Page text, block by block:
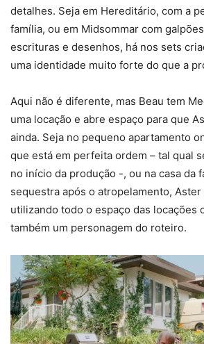
detalhes. Seja em Hereditário, com a
família, ou em Midsommar com
escrituras e desenhos, há nos sets
uma identidade muito forte do que a
Aqui não é diferente, mas Beau tem
uma locação e abre espaço para que
ainda. Seja no pequeno apartamento
que está em perfeita ordem – tal qual
no início da produção -, ou na casa da
sequestra após o atropelamento,
utilizando todo o espaço das locações
também um personagem do roteiro.